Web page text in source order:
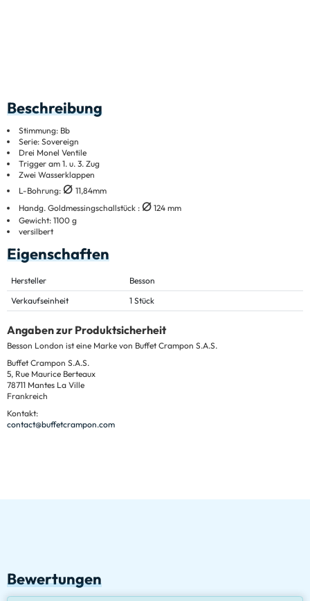
Beschreibung
Stimmung: Bb
Serie: Sovereign
Drei Monel Ventile
Trigger am 1. u. 3. Zug
Zwei Wasserklappen
L-Bohrung: Ø 11,84mm
Handg. Goldmessingschallstück : Ø 124 mm
Gewicht: 1100 g
versilbert
Eigenschaften
Hersteller
Besson
Verkaufseinheit
1 Stück
Angaben zur Produktsicherheit
Besson London ist eine Marke von Buffet Crampon S.A.S.
Buffet Crampon S.A.S.
5, Rue Maurice Berteaux
78711 Mantes La Ville
Frankreich
Kontakt:
contact@buffetcrampon.com
Bewertungen